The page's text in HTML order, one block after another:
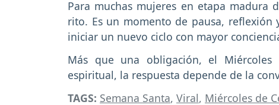
Para muchas mujeres en etapa madura
rito. Es un momento de pausa,
iniciar un nuevo ciclo con mayor
Más que una obligación, el
espiritual, la respuesta depende de la
TAGS: Semana Santa, Viral, Miércoles de